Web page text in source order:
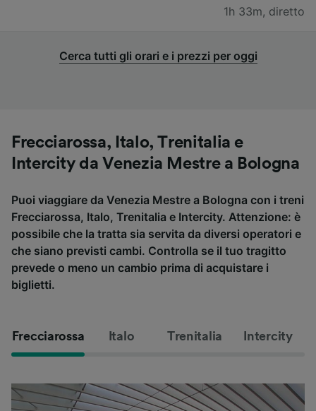
1h 33m, diretto
Cerca tutti gli orari e i prezzi per oggi
Frecciarossa, Italo, Trenitalia e
Intercity da Venezia Mestre a Bologna
Puoi viaggiare da Venezia Mestre a Bologna con i treni
Frecciarossa, Italo, Trenitalia e Intercity. Attenzione: è
possibile che la tratta sia servita da diversi operatori e
che siano previsti cambi. Controlla se il tuo tragitto
prevede o meno un cambio prima di acquistare i
biglietti.
Frecciarossa Italo Trenitalia Intercity